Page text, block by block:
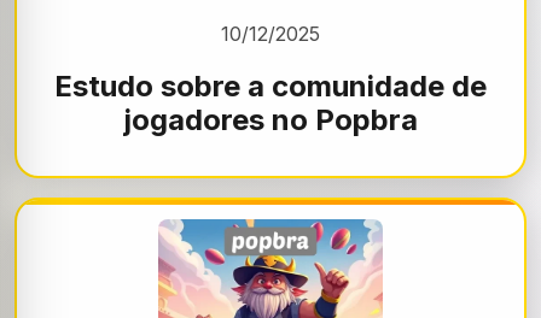
10/12/2025
Estudo sobre a comunidade de
jogadores no Popbra